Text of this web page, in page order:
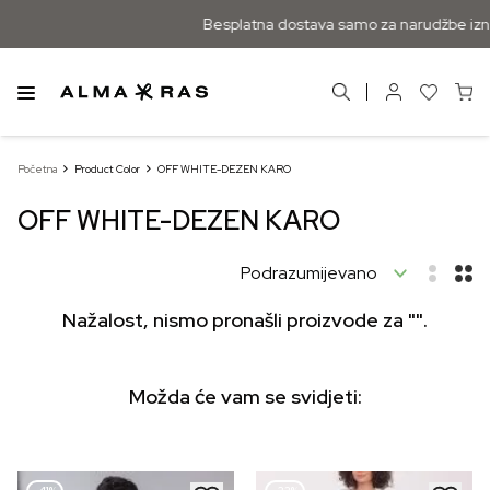
Besplatna dostava samo za narudžbe
Početna Product Color OFF WHITE-DEZEN KARO
OFF WHITE-DEZEN KARO
Nažalost, nismo pronašli proizvode za "".
Možda će vam se svidjeti: